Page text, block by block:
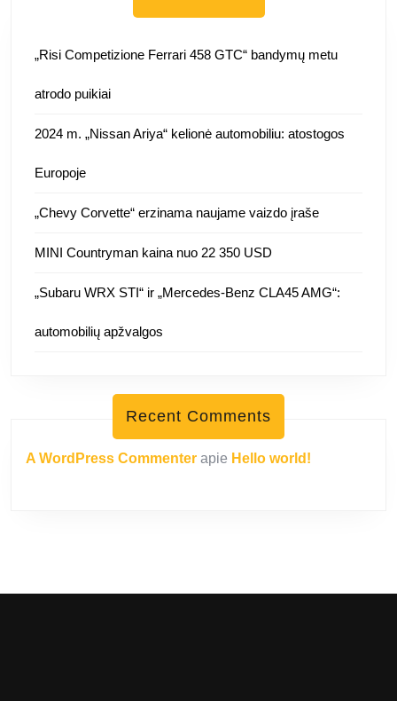
„Risi Competizione Ferrari 458 GTC“ bandymų metu
atrodo puikiai
2024 m. „Nissan Ariya“ kelionė automobiliu: atostogos
Europoje
„Chevy Corvette“ erzinama naujame vaizdo įraše
MINI Countryman kaina nuo 22 350 USD
„Subaru WRX STI“ ir „Mercedes-Benz CLA45 AMG“:
automobilių apžvalgos
Recent Comments
A WordPress Commenter apie Hello world!